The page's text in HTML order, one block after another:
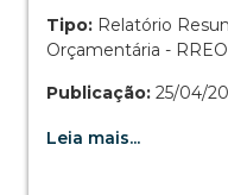
Tipo: Relatório
Orçamentária - RREO
Publicação: 25/04/
Leia mais...